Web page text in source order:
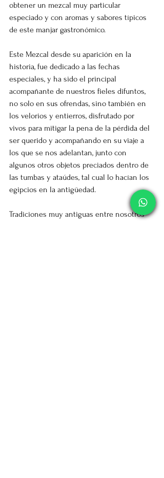
obtener un mezcal muy particular
especiado y con aromas y sabores típicos
de este manjar gastronómico.
Este Mezcal desde su aparición en la
historia, fue dedicado a las fechas
especiales, y ha sido el principal
acompañante de nuestros fieles difuntos,
no solo en sus ofrendas, sino también en
los velorios y entierros, disfrutado por
vivos para mitigar la pena de la pérdida del
ser querido y acompañando en su viaje a
los que se nos adelantan, junto con
algunos otros objetos preciados dentro de
las tumbas y ataúdes, tal cual lo hacían los
egipcios en la antigüedad.
Tradiciones muy antiguas entre nosotros